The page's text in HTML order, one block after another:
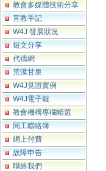
教會多媒體技術分享
宣教手記
W4J 發展狀況
短文分享
代禱網
荒漠甘泉
W4J見證實例
W4J電子報
教會機構專欄精選
同工聯絡簿
網上付費
故障申告
聯絡我們